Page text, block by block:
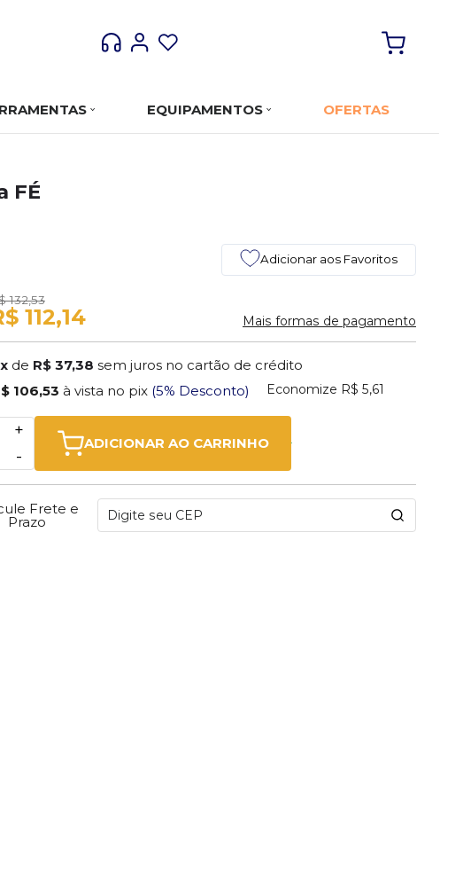
EQUIPAMENTOS OFERTAS
FÉ
Adicionar aos Favoritos
132,53
112,14 Mais formas de pagamento
de R$ 37,38 sem juros no cartão de crédito
106,53 à vista no pix (5% Desconto) Economize R$ 5,61
-
+
ADICIONAR AO CARRINHO
Frete e
Prazo